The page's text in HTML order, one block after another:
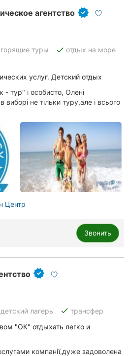
агентство
горящие туры done отдых на море
услуг. Детский отдых
тур" і особисто, Олені
виборі не тільки туру,але і всього
Центр
Звонить
детский лагерь done трансфер
"ОК" отдыхать легко и
компанії,дуже задоволена